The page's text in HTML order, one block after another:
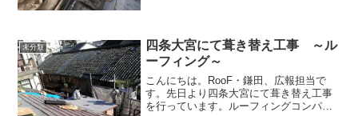
未分類
四条大宮にて葺き替え工事 ～ル
ーフィング～
こんにちは。RooF・鎌田、広報担当で
す。先日より四条大宮にて葺き替え工事
を行っています。ルーフィングコンパネ